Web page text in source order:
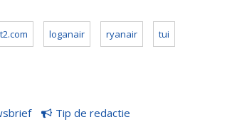
loganair ryanair tui
Tip de redactie